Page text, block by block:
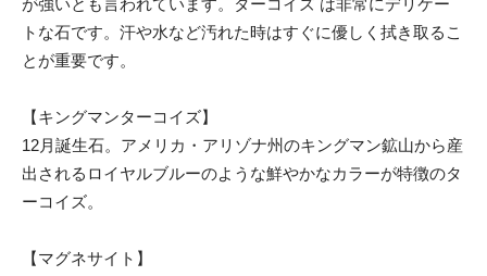
が強いとも言われています。ターコイズ は非常にデリケー
トな石です。汗や水など汚れた時はすぐに優しく拭き取るこ
とが重要です。
【キングマンターコイズ】
12月誕生石。アメリカ・アリゾナ州のキングマン鉱山から産
出されるロイヤルブルーのような鮮やかなカラーが特徴のタ
ーコイズ。
【マグネサイト】